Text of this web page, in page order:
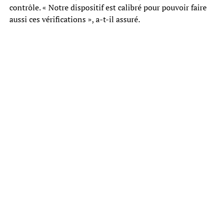
contrôle. « Notre dispositif est calibré pour pouvoir faire
aussi ces vérifications », a-t-il assuré.